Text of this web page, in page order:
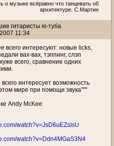
о музыке всёравно что танцевать об
архитектуре. С.Мартин
гитаристы ю-туба
11:34
всего интересуют: новые licks,
вах-вах, тэппинг, слэп
всего, сравнение одних
интересует возможность
мире при помощи звука"""
Andy McKee
watch?v=JsD6uEZsIsU
watch?v=Ddn4MGaS3N4